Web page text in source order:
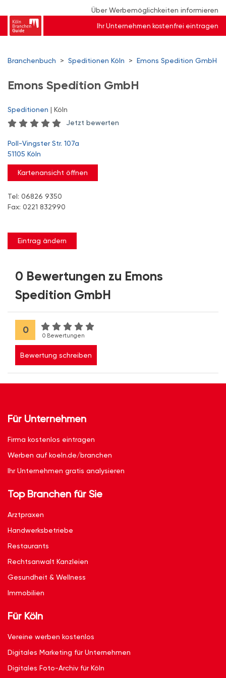
Über Werbemöglichkeiten informieren
Ihr Unternehmen kostenfrei eintragen
Branchenbuch > Speditionen Köln > Emons Spedition GmbH
Emons Spedition GmbH
Speditionen | Köln
Jetzt bewerten
Poll-Vingster Str. 107a
51105 Köln
Kartenansicht öffnen
Tel: 06826 9350
Fax: 0221 832990
Eintrag ändern
0 Bewertungen zu Emons
Spedition GmbH
0
0 Bewertungen
Bewertung schreiben
Für Unternehmen
Firma kostenlos eintragen
Werben auf koeln.de/branchen
Ihr Unternehmen gratis analysieren
Top Branchen für Sie
Arztpraxen
Handwerksbetriebe
Restaurants
Rechtsanwalt Kanzleien
Gesundheit & Wellness
Immobilien
Für Köln
Vereine werben kostenlos
Digitales Marketing für Unternehmen
Digitales Foto-Archiv für Köln